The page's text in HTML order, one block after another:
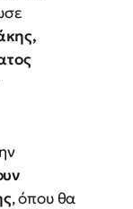
, όπου θα